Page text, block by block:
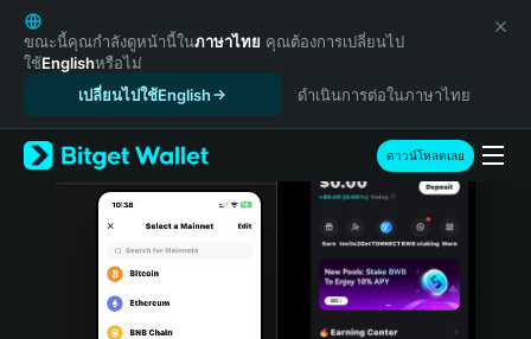
English
日本語
Tiếng Việt
Español (Latinoamérica)
Türkçe
Italiano
Português (Portugal)
ขณะนี้คุณกำลังดูหน้านี้ในภาษาไทย คุณต้องการเปลี่ยนไป
ใช้Englishหรือไม่
เปลี่ยนไปใช้English
ดำเนินการต่อในภาษาไทย
ดาวน์โหลดเลย